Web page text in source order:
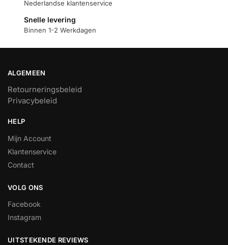
Nederlandse klantenservice
Snelle levering
Binnen 1-2 Werkdagen
ALGEMEEN
Retourneringsbeleid
Privacybeleid
HELP
Mijn Account
Klantenservice
Contact
VOLG ONS
Facebook
Instagram
UITSTEKENDE REVIEWS